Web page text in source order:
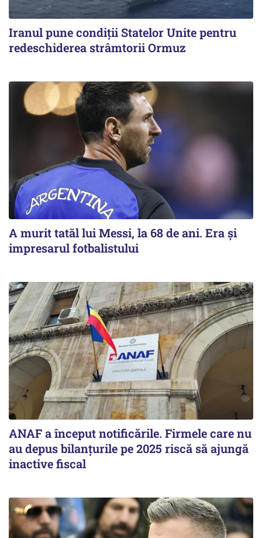
Iranul pune condiții Statelor Unite pentru
redeschiderea strâmtorii Ormuz
A murit tatăl lui Messi, la 68 de ani. Era și
impresarul fotbalistului
ANAF a început notificările. Firmele care nu
au depus bilanțurile pe 2025 riscă să ajungă
inactive fiscal